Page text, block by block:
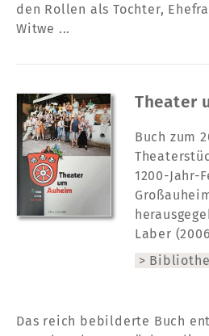
den Rollen als Tochter,
Witwe ...
Theater
Buch zum
1200-Jahr-
Laber
Das reich bebilderte Buch